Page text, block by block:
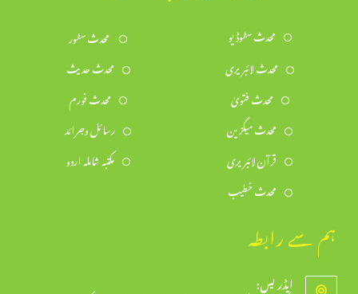
محدث سٹوڈیو
محدث سٹور
محدث لائبریری
محدث حدیث
محدث فتویٰ
محدث فورم
محدث میگزین
رسائل وجرائد
قرآن لائبریری
مکتبہ شاملہ اردو
محدث خطیب
ہم سے رابطہ
ایڈریس: